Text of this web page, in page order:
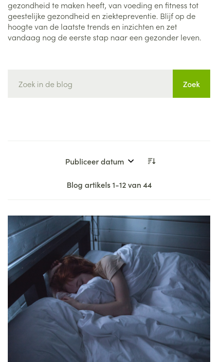
gezondheid te maken heeft, van voeding en fitness tot
geestelijke gezondheid en ziektepreventie. Blijf op de
hoogte van de laatste trends en inzichten en zet
vandaag nog de eerste stap naar een gezonder leven.
Zoek
Blog artikels1-12van44